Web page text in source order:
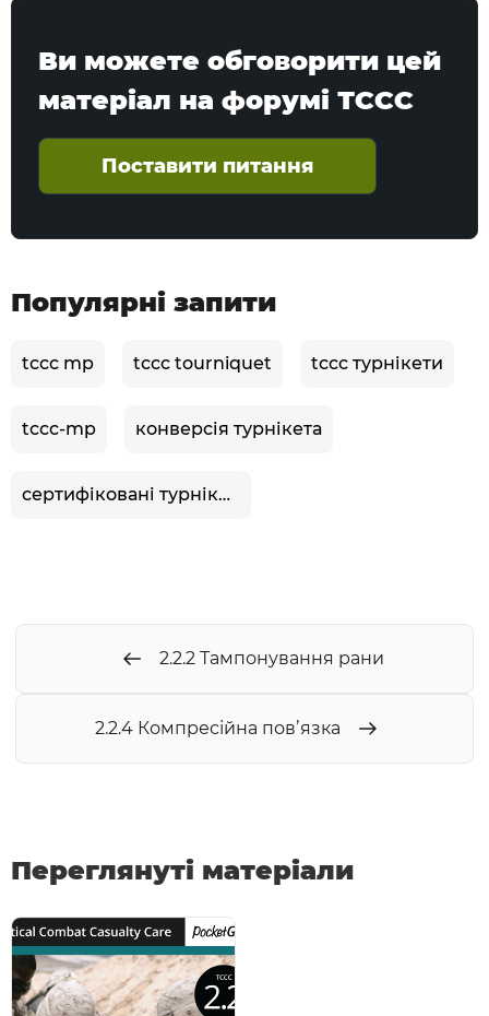
Ви можете обговорити цей
матеріал на форумі ТССС
Поставити питання
Популярні запити
tccc mp tccc tourniquet tccc турнікети
tccc-mp конверсія турнікета
сертифіковані турнікети tccc
2.2.2 Тампонування рани
2.2.4 Компресійна повʼязка
Переглянуті матеріали